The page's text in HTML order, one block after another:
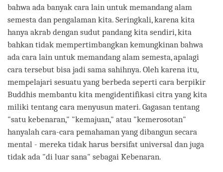
bahwa ada banyak cara lain untuk memandang alam
semesta dan pengalaman kita. Seringkali, karena kita
hanya akrab dengan sudut pandang kita sendiri, kita
bahkan tidak mempertimbangkan kemungkinan bahwa
ada cara lain untuk memandang alam semesta, apalagi
cara tersebut bisa jadi sama sahihnya. Oleh karena itu,
mempelajari sesuatu yang berbeda seperti cara berpikir
Buddhis membantu kita mengidentifikasi citra yang kita
miliki tentang cara menyusun materi. Gagasan tentang
"satu kebenaran," "kemajuan," atau "kemerosotan"
hanyalah cara-cara pemahaman yang dibangun secara
mental - mereka tidak harus bersifat universal dan juga
tidak ada "di luar sana" sebagai Kebenaran.